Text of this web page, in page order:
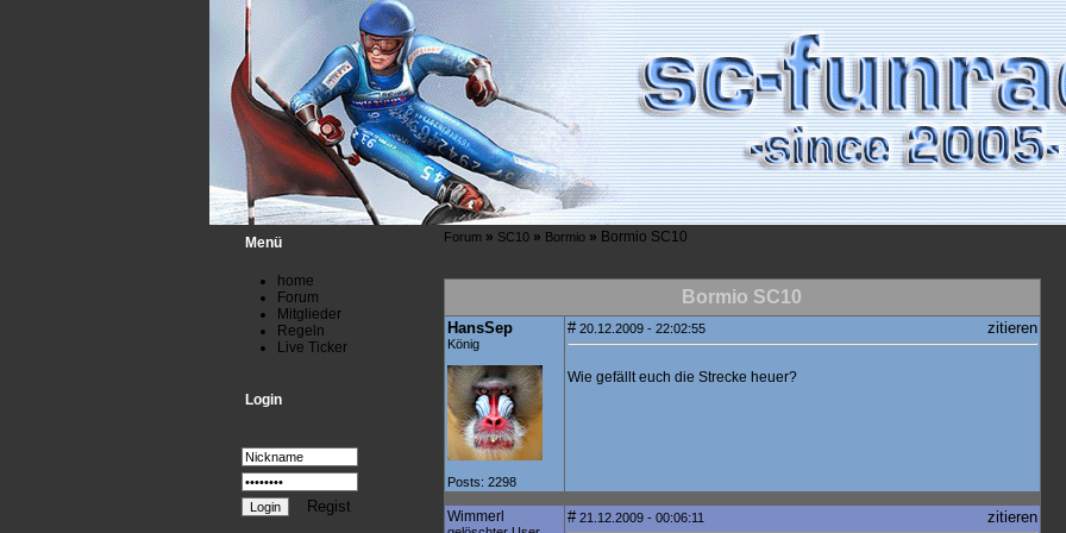
Menü
home
Forum
Mitglieder
Regeln
Live Ticker
Login
Regist
Forum» SC10» Bormio» Bormio SC10
Bormio SC10
HansSep
König
Posts: 2298
#20.12.2009 - 22:02:55 zitieren
Wie gefällt euch die Strecke heuer?
Wimmerl #21.12.2009 - 00:06:11 zitieren